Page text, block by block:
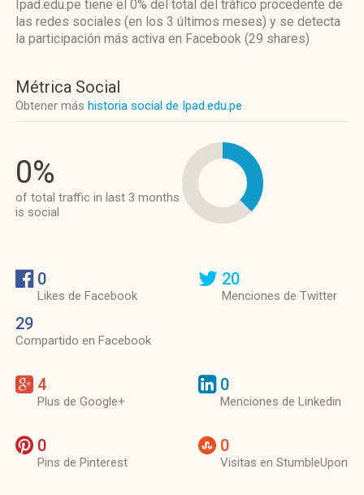
Ipad.edu.pe tiene el 0% del total del tráfico procedente de
las redes sociales (en los 3 últimos meses) y se detecta
la participación más activa en Facebook (29 shares)
Métrica Social
Obtener más historia social de Ipad.edu.pe
0%
of total traffic in last 3 months
is social
0
Likes de Facebook
29
Compartido en Facebook
20
Menciones de Twitter
4
Plus de Google+
0
Menciones de Linkedin
0
Pins de Pinterest
0
Visitas en StumbleUpon